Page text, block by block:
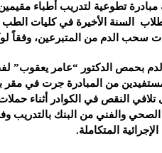
مبادرة تطوعية لتدريب أطباء
السنة الأخيرة في كليات الطب
سحب الدم من المتبرعين، وفقاً
بحمص الدكتور “عامر يعقوب”
من المبادرة جرت في
النقص في الكوادر أثناء
الصحي والفني من البنك بالتدريب
المتكاملة.